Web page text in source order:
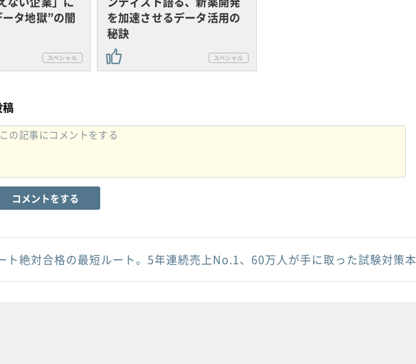
タ地獄”の闇
を加速させるデータ活用の
秘訣
コメントをする
ト絶対合格の最短ルート。5年連続売上No.1、60万人が手に取った試験対策本